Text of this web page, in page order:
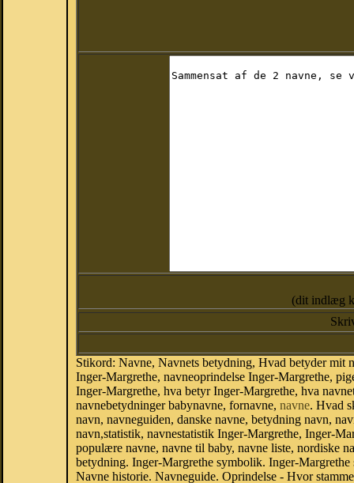
(dit indlæg
Stikord: Navne, Navnets betydning, Hvad betyder mit
Inger-Margrethe, navneoprindelse Inger-Margrethe,
Inger-Margrethe, hva betyr Inger-Margrethe, hva
navnebetydninger babynavne, fornavne, navne. Hvad
navn, navneguiden, danske navne, betydning navn,
navn,statistik, navnestatistik Inger-Margrethe, Inger-
populære navne, navne til baby, navne liste, nordiske
betydning. Inger-Margrethe symbolik. Inger-
Navne historie. Navneguide. Oprindelse - Hvor